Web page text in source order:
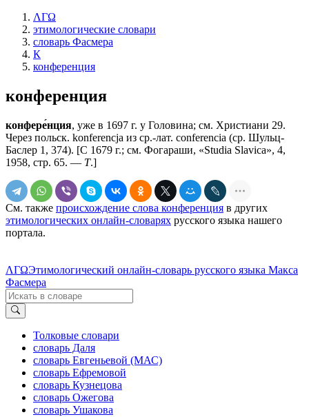
ΛΓΩ
этимологические словари
словарь Фасмера
К
конференция
конференция
конфере́нция, уже в 1697 г. у Головина; см. Христиани 29.
Через польск. konferencja из ср.-лат. соnfеrеnсiа (ср. Шульц-
Баслер 1, 374). [С 1679 г.; см. Фогараши, «Studiа Slavica», 4,
1958, стр. 65. — Т.]
См. также происхождение слова конференция в других
этимологических онлайн-словарях русского языка нашего
портала.
ΛΓΩЭтимологический онлайн-словарь русского языка Макса
Фасмера
Толковые словари
словарь Даля
словарь Евгеньевой (МАС)
словарь Ефремовой
словарь Кузнецова
словарь Ожегова
словарь Ушакова